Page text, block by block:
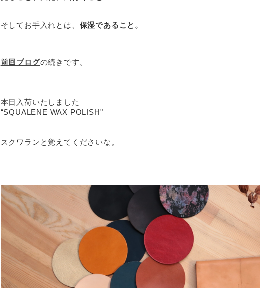
そしてお手入れとは、 保湿であること。
前回ブログの続きです。
本日入荷いたしました
“SQUALENE WAX POLISH"
スクワランと覚えてくださいな。